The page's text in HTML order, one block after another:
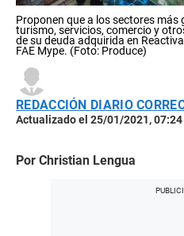
Proponen que a los sectores más
turismo, servicios, comercio y
de su deuda adquirida en
FAE Mype. (Foto: Produce)
REDACCIÓN DIARIO
Actualizado el 25/01/2021, 07:24
Por Christian Lengua